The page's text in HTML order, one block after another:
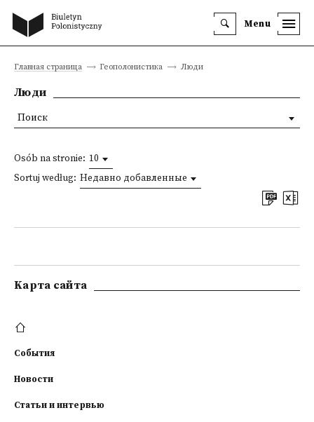
Menu
Главная страница Геополонистика Люди
Люди
Osób na stronie: 10
Sortuj według: Недавно добавленные
Поиск
Kарта сайта
События
Новости
Статьи и интервью